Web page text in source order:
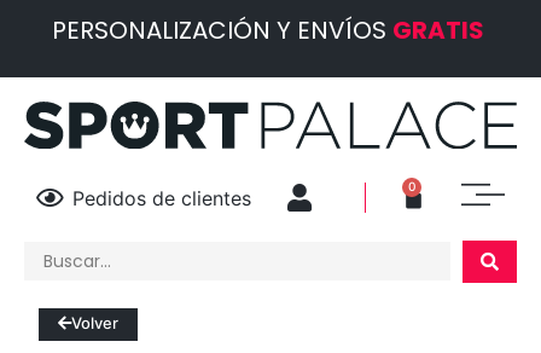
PERSONALIZACIÓN Y ENVÍOS GRATIS
Pedidos de clientes 0
Volver